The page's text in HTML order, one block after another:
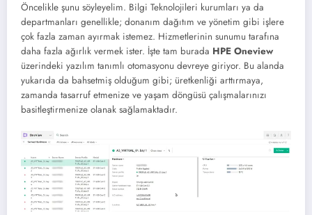
Öncelikle şunu söyleyelim. Bilgi Teknolojileri kurumları ya da
departmanları genellikle; donanım dağıtım ve yönetim gibi işlere
çok fazla zaman ayırmak istemez. Hizmetlerinin sunumu tarafına
daha fazla ağırlık vermek ister. İşte tam burada HPE Oneview
üzerindeki yazılım tanımlı otomasyonu devreye giriyor. Bu alanda
yukarıda da bahsetmiş olduğum gibi; üretkenliği arttırmaya,
zamanda tasarruf etmenize ve yaşam döngüsü çalışmalarınızı
basitleştirmenize olanak sağlamaktadır.